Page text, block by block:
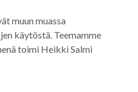
muun muassa
käytöstä. Teemamme
toimi Heikki Salmi